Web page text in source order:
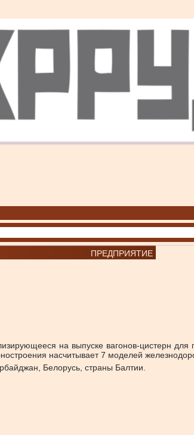
ПРЕДПРИЯТИЕ
на выпуске вагонов-цистерн
насчитывает 7 моделей
Белорусь, страны Балтии.